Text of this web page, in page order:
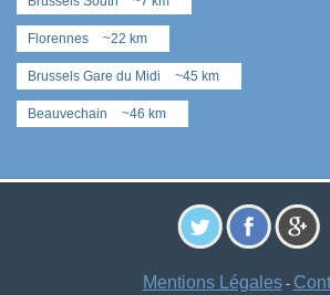
Florennes ~22 km
Brussels Gare du Midi ~45 km
Beauvechain ~46 km
Mentions Légales-